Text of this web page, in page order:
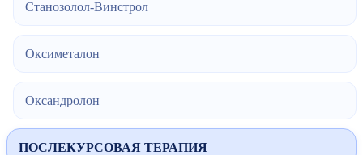
Станозолол-Винстрол
Оксиметалон
Оксандролон
ПОСЛЕКУРСОВАЯ ТЕРАПИЯ